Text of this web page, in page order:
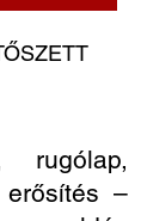
rugólap,
erősítés –